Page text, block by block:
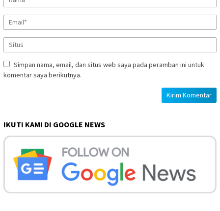
Simpan nama, email, dan situs web saya pada peramban ini untuk
komentar saya berikutnya.
IKUTI KAMI DI GOOGLE NEWS